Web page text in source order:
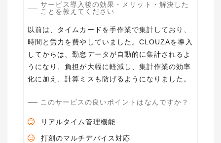
サービス導入後の効果・メリット・解決した
ことを教えてください
以前は、タイムカードを手作業で集計しており、
時間と労力を費やしていました。CLOUZAを導入
してからは、勤怠データが自動的に集計されるよ
うになり、負担が大幅に軽減し、集計作業の効率
化に加え、計算ミスも防げるようになりました。
このサービスの良いポイントはなんですか？
リアルタイム管理機能
打刻のマルチデバイス対応